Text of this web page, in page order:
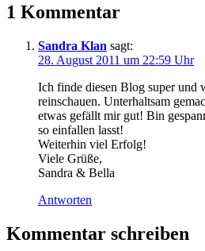
1 Kommentar
Sandra Klan sagt:
28. August 2011 um 22:59 Uhr
Ich finde diesen Blog super und
reinschauen. Unterhaltsam
etwas gefällt mir gut! Bin
so einfallen lasst!
Weiterhin viel Erfolg!
Viele Grüße,
Sandra & Bella
Antworten
Kommentar schreiben